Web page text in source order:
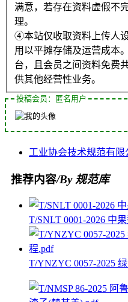
满意，若存在资料虚假不
理。
④本站仅收取资料上传人
用以平摊存储及运营成本
台，且会员之间资料免费
供其他经营性业务。
投稿会员：匿名用户
工业协会技术规范有限
推荐内容/By 规范库
T/SNLT 0001-2026 中
T/YNZYC 0057-2025